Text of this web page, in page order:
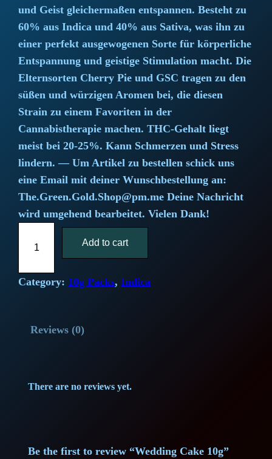
g
i
n
a
l
p
r
i
c
e
w
s
9
r
e
n
t
p
r
i
c
e
i
s
,
0
und Geist gleichermaßen entspannen. Besteht zu
60% aus Indica und 40% aus Sativa, was ihn zu
einer perfekt ausgewogenen Sorte für körperliche
Entspannung und geistige Stimulation macht. Die
Elternsorten Cherry Pie und GSC tragen zu den
süßen und würzigen Aromen bei, die diesen
Strain zu einem Favoriten in der
Cannabistherapie machen. THC-Gehalt liegt
meist bei 20-25%. Kann Schmerzen und Stress
lindern. — Um Artikel zu bestellen schick uns
eine Email mit deiner Wunschbestellung an:
The.Green.Gold.Shop@pm.me Deine Nachricht
wird umgehend bearbeitet. Vielen Dank!
d
Add to cart
Category: 10g Packs, Indica
Reviews (0)
There are no reviews yet.
Be the first to review “Wedding Cake 10g”